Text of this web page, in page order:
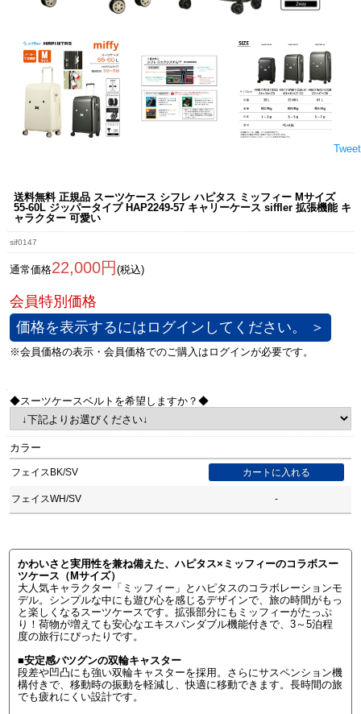
Tweet
送料無料 正規品 スーツケース シフレ ハピタス ミッフィー Mサイズ
55-60L ジッパータイプ HAP2249-57 キャリーケース siffler 拡張機能 キ
ャラクター 可愛い
sif0147
通常価格22,000円 (税込)
価格を表示するにはログインしてください。 ＞
◆スーツケースベルトを希望しますか？◆
カラー
フェイスBK/SV
フェイスWH/SV -
かわいさと実用性を兼ね備えた、ハピタス×ミッフィーのコラボスー
ツケース（Mサイズ）
大人気キャラクター「ミッフィー」とハピタスのコラボレーションモ
デル。シンプルな中にも遊び心を感じるデザインで、旅の時間がもっ
と楽しくなるスーツケースです。拡張部分にもミッフィーがたっぷ
り！荷物が増えても安心なエキスパンダブル機能付きで、3～5泊程
度の旅行にぴったりです。
■安定感バツグンの双輪キャスター
段差や凹凸にも強い双輪キャスターを採用。さらにサスペンション機
構付きで、移動時の振動を軽減し、快適に移動できます。長時間の旅
でも疲れにくい設計です。